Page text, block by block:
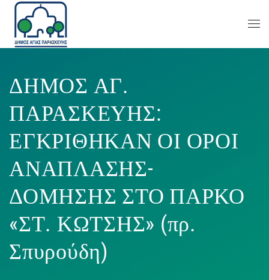
ΔΗΜΟΣ ΑΓ.
ΠΑΡΑΣΚΕΥΗΣ:
ΕΓΚΡΙΘΗΚΑΝ ΟΙ ΟΡΟΙ
ΑΝΑΠΛΑΣΗΣ-
ΔΟΜΗΣΗΣ ΣΤΟ ΠΑΡΚΟ
«ΣΤ. ΚΩΤΣΗΣ» (πρ.
Σπυρούδη)